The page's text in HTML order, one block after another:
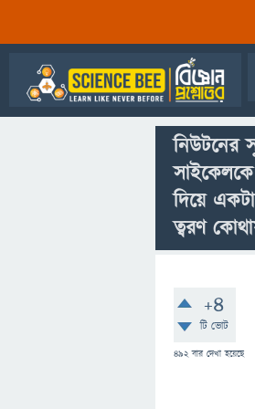
নিউটনের
সাইকেলকে
দিয়ে
ত্বরণ
+4
টি ভোট
492বার দেখা হয়েছে